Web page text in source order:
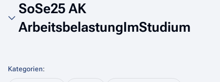
SoSe25 AK
ArbeitsbelastungImStudium
Kategorien: